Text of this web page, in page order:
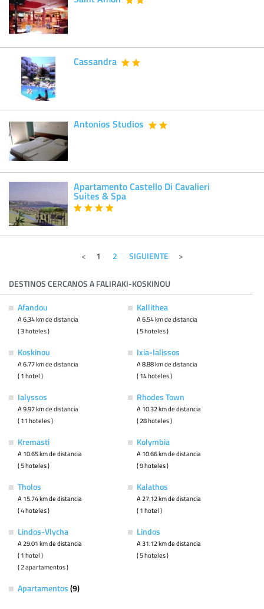
Cassandra
Antonios Studios
Apartamento Castello Di Cavalieri
Suites & Spa
1 2 SIGUIENTE
DESTINOS CERCANOS A FALIRAKI-KOSKINOU
Afandou
A 6.34 km de distancia
( 3 hoteles )
Kallithea
A 6.54 km de distancia
( 5 hoteles )
Koskinou
A 6.77 km de distancia
( 1 hotel )
Ixia-Ialissos
A 8.88 km de distancia
( 14 hoteles )
Ialyssos
A 9.97 km de distancia
( 11 hoteles )
Rhodes Town
A 10.32 km de distancia
( 28 hoteles )
Kremasti
A 10.65 km de distancia
( 5 hoteles )
Kolymbia
A 10.66 km de distancia
( 9 hoteles )
Tholos
A 15.74 km de distancia
( 4 hoteles )
Kalathos
A 27.12 km de distancia
( 1 hotel )
Lindos-Vlycha
A 29.01 km de distancia
( 1 hotel )
( 2 apartamentos )
Lindos
A 31.12 km de distancia
( 5 hoteles )
Apartamentos (9)